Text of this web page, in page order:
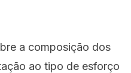
a composição dos
ao tipo de esforço